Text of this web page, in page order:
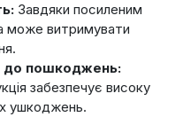
Завдяки посиленим
може витримувати
до пошкоджень:
забезпечує високу
ушкоджень.